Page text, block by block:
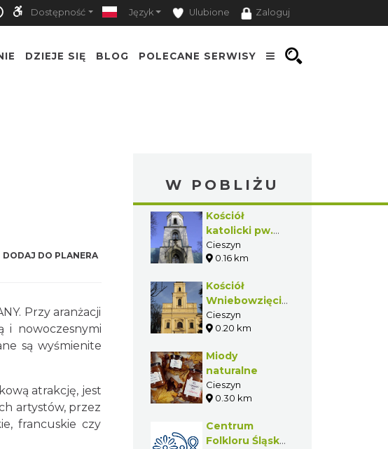
Dostępność Język Ulubione Zaloguj
DZIEJE SIĘ BLOG POLECANE SERWISY
DODAJ DO PLANERA
Przy aranżacji
i nowoczesnymi
są wyśmienite
atrakcję, jest
artystów, przez
francuskie czy
W POBLIŻU
Kościół
katolicki pw.
Świętej Trójcy
w Cieszynie
Cieszyn
0.16 km
Kościół
Wniebowzięcia
Najświętszej
Marii Panny w
Cieszyn
0.20 km
Miody
naturalne
Cieszyn
0.30 km
Centrum
Folkloru Śląska